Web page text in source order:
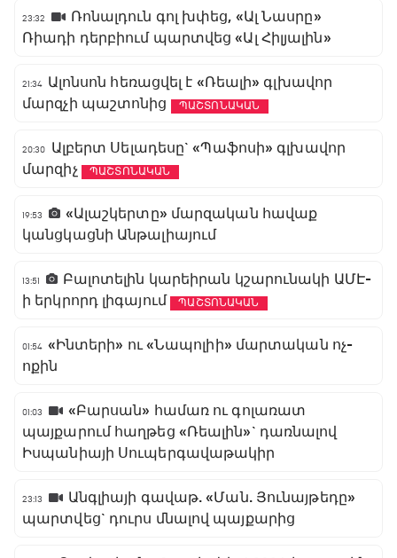
23:32
Ռոնալդուն գոլ խփեց, «Ալ Նասրը»
Ռիադի դերբիում պարտվեց «Ալ Հիլյալին»
21:34 Ալոնսոն հեռացվել է «Ռեալի» գլխավոր
մարզչի պաշտոնից
ՊԱՇՏՈՆԱԿԱՆ
20:30
Ալբերտ Սելադեսը` «Պաֆոսի» գլխավոր
մարզիչ
ՊԱՇՏՈՆԱԿԱՆ
19:53
«Ալաշկերտը» մարզական հավաք
կանցկացնի Անթալիայում
13:51
Բալոտելին կարեիրան կշարունակի ԱՄԷ-
ի երկրորդ լիգայում
ՊԱՇՏՈՆԱԿԱՆ
01:54 «Ինտերի» ու «Նապոլիի» մարտական ոչ-
ոքին
01:03
«Բարսան» համառ ու գոլառատ
պայքարում հաղթեց «Ռեալին»` դառնալով
Իսպանիայի Սուպերգավաթակիր
23:13
Անգլիայի գավաթ. «Ման. Յունայթեդը»
պարտվեց` դուրս մնալով պայքարից